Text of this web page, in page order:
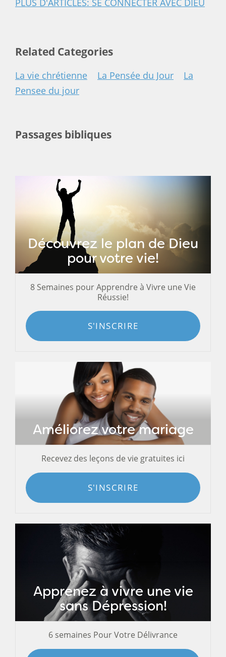
Related Categories
La vie chrétienne La Pensée du Jour
La
Pensee du jour
Passages bibliques
Découvrez le plan de Dieu
pour votre vie!
8 Semaines pour Apprendre à Vivre une Vie
Réussie!
S'INSCRIRE
Améliorez votre mariage
Recevez des leçons de vie gratuites ici
S'INSCRIRE
Apprenez à vivre une vie
sans Dépression!
6 semaines Pour Votre Délivrance